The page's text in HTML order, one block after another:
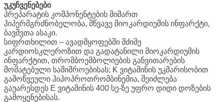
უკუჩვენებები
პრეპარატის კომპონენტების მიმართ
ჰიპერმგრძნობელობა, მწვავე მიოკარდიუმის ინფარქტი,
ბავშვთა ასაკი.
სიფრთხილით – ავადმყოფებში მძიმე
კარდიოსკლეროზით და გადატანილი მიოკარდიუმის
ინფარქტით, თრომბოემბოლიების განვითარების
მომატებული საშიშროებისას; K ვიტამინის უკმარისობით
გამოწვეული ჰიპოპროთრომბინემია, შეიძლება
გაუარესდეს E ვიტამინის 400 სე-ზე უფრო დიდი დოზების
გამოყენებისას.